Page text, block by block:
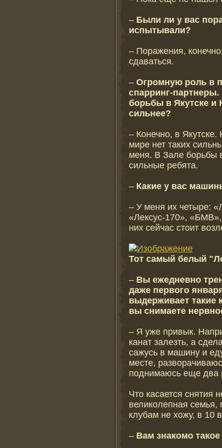
– Были ли у вас
испытывали?
– Поражения,
сдаваться.
– Огромную роль в
спарринг-
борьбы в Якутске и
сильнее?
– Конечно, в
мире нет таких
меня. В Зале борьбы
сильные ребята.
– Какие у вас
– У меня их четыре:
«Лексус-170»,
них сейчас стоит
Тот самый белый
– Вы ежедневно
даже первого
выдерживает такие
вы снимаете
– Я уже привык.
канат залезть, а
сажусь в машину и
месте,
поднимаюсь еще два
Что касается снятия
великолепная семья,
клубам не хожу, в 10
– Вам знакомо